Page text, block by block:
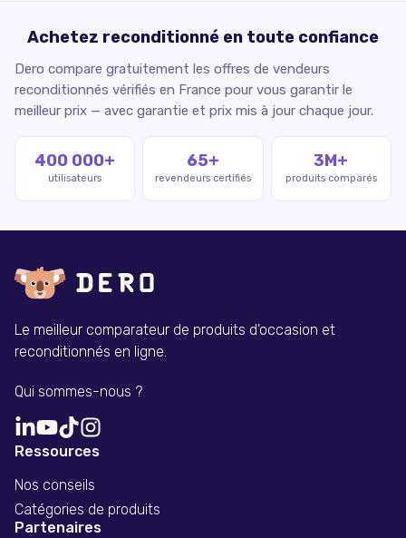
Achetez reconditionné en toute confiance
Dero compare gratuitement les offres de vendeurs
reconditionnés vérifiés en France pour vous garantir le
meilleur prix — avec garantie et prix mis à jour chaque jour.
400 000+
utilisateurs
65+
revendeurs certifiés
3M+
produits comparés
Le meilleur comparateur de produits d'occasion et
reconditionnés en ligne.
Qui sommes-nous ?
Ressources
Nos conseils
Catégories de produits
Partenaires